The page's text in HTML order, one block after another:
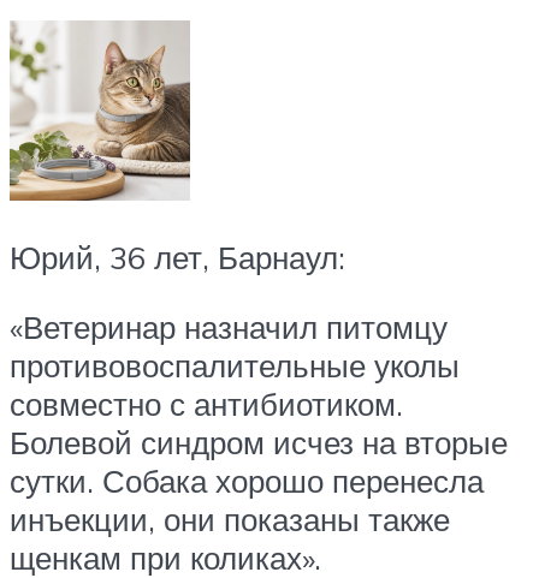
Юрий, 36 лет, Барнаул:
«Ветеринар назначил питомцу
противовоспалительные уколы
совместно с антибиотиком.
Болевой синдром исчез на вторые
сутки. Собака хорошо перенесла
инъекции, они показаны также
щенкам при коликах».